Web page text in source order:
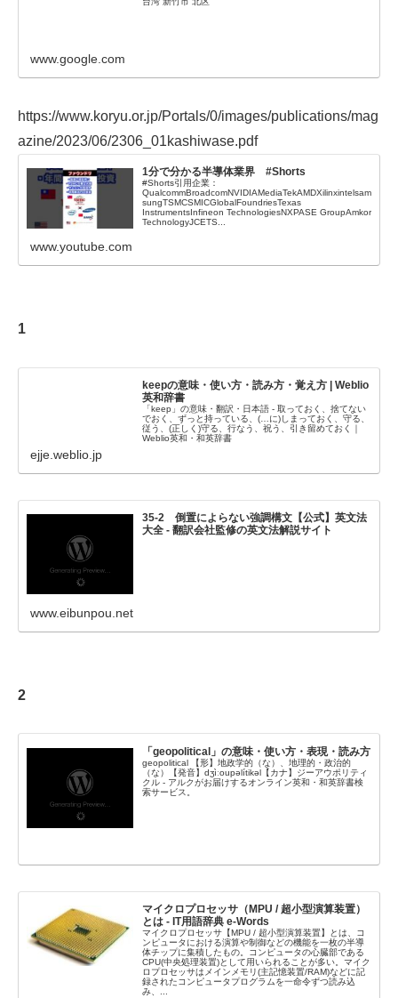
www.google.com
https://www.koryu.or.jp/Portals/0/images/publications/mag
azine/2023/06/2306_01kashiwase.pdf
1分で分かる半導体業界 #Shorts
#Shorts引用企業：
QualcommBroadcomNVIDIAMediaTekAMDXilinxintelsam
sungTSMCSMICGlobalFoundriesTexas
InstrumentsInfineon TechnologiesNXPASE GroupAmkor
TechnologyJCETS...
www.youtube.com
1
keepの意味・使い方・読み方・覚え方 | Weblio
英和辞書
「keep」の意味・翻訳・日本語 - 取っておく、捨てない
でおく、ずっと持っている、(…に)しまっておく、守る、
従う、(正しく)守る、行なう、祝う、引き留めておく｜
Weblio英和・和英辞書
ejje.weblio.jp
35-2 倒置によらない強調構文【公式】英文法
大全 - 翻訳会社監修の英文法解説サイト
www.eibunpou.net
2
「geopolitical」の意味・使い方・表現・読み方
geopolitical 【形】地政学的（な）、地理的・政治的
（な）【発音】dʒìːoupəlítikəl【カナ】ジーアウポリティ
クル - アルクがお届けするオンライン英和・和英辞書検
索サービス。
マイクロプロセッサ（MPU / 超小型演算装置）
とは - IT用語辞典 e-Words
マイクロプロセッサ【MPU / 超小型演算装置】とは、コ
ンピュータにおける演算や制御などの機能を一枚の半導
体チップに集積したもの。コンピュータの心臓部である
CPU(中央処理装置)として用いられることが多い。マイク
ロプロセッサはメインメモリ(主記憶装置/RAM)などに記
録されたコンピュータプログラムを一命令ずつ読み込
み、...